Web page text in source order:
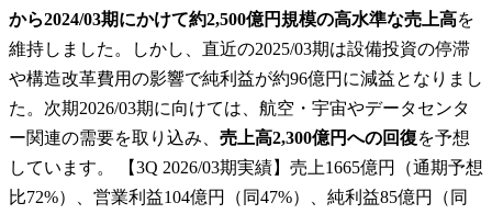
から2024/03期にかけて約2,500億円規模の高水準な売上高を
維持しました。しかし、直近の2025/03期は設備投資の停滞
や構造改革費用の影響で純利益が約96億円に減益となりまし
た。次期2026/03期に向けては、航空・宇宙やデータセンタ
ー関連の需要を取り込み、 売上高2,300億円への回復を予想
しています。 【3Q 2026/03期実績】売上1665億円（通期予想
比72%）、営業利益104億円（同47%）、純利益85億円（同